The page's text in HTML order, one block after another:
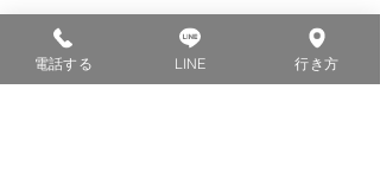
最新記事 すべて表示
電話する LINE 行き方